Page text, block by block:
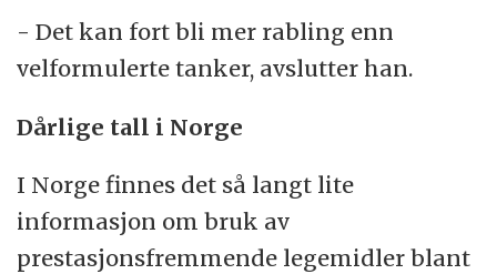
- Det kan fort bli mer rabling enn
velformulerte tanker, avslutter han.
Dårlige tall i Norge
I Norge finnes det så langt lite
informasjon om bruk av
prestasjonsfremmende legemidler blant